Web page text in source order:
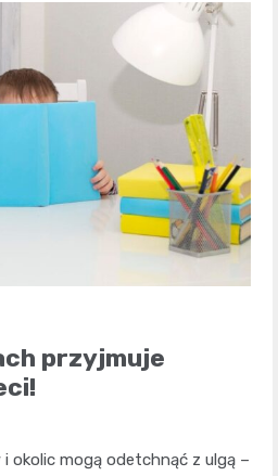
przyjmuje
okolic mogą odetchnąć z ulgą –